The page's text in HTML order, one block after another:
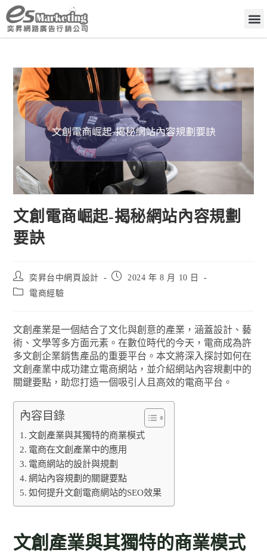
文創電商崛起-揭秘網站內容規劃
要訣
奕昇台中網頁設計
2024 年 8 月 10 日
電商經驗
文創產業是一個結合了文化與創意的產業，涵蓋設計、藝
術、文學等多方面元素。在數位時代的今天，電商成為許
多文創企業銷售產品的重要平台。本文將深入探討如何在
文創產業中成功建立電商網站，並介紹網站內容規劃中的
關鍵要點，助您打造一個吸引人且高效的電商平台。
內容目錄
文創產業與其獨特的商業模式
電商在文創產業中的應用
電商網站的設計與規劃
網站內容規劃的關鍵要點
如何提升文創電商網站的SEO效果
文創產業與其獨特的商業模式